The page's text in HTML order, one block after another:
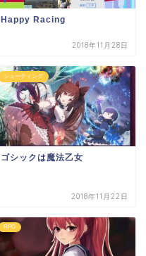
Happy Racing
2018年11月28日
シューティング
ゴシックは魔法乙女
2018年11月22日
RPG